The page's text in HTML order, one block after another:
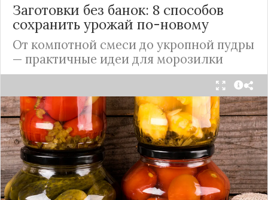
Заготовки без банок: 8 способов
сохранить урожай по-новому
От компотной смеси до укропной пудры
— практичные идеи для морозилки
Каждый год, когда приходит пора богатого
урожая, я стараюсь сохранить максимум летних
витаминов. Закатки в банки — это, безусловно,
классика, которая никуда не уходит из нашей
жизни. Но современный подход к хранению
продуктов показывает, что есть и более простые,
быстрые и удобные способы.